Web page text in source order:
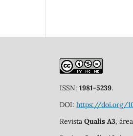
ISSN: 1981-5239.
DOI: https://doi.org/
Revista Qualis A3,